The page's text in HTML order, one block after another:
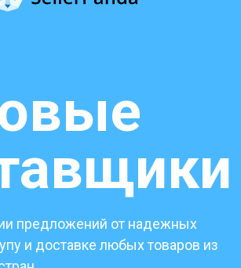
предложений от надежных
и доставке любых товаров из